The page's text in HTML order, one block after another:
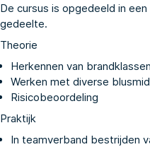
De cursus is opgedeeld in
gedeelte.
Theorie
Herkennen van brandklassen
Werken met diverse
Risicobeoordeling
Praktijk
In teamverband bestrijden